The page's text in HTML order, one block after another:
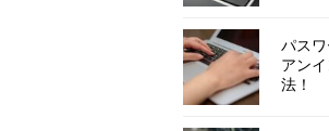
パス
アン
法！